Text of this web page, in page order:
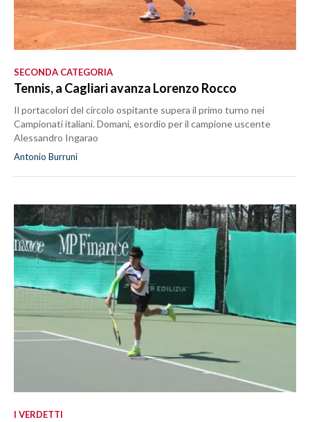
SECONDA CATEGORIA
Tennis, a Cagliari avanza Lorenzo Rocco
Il portacolori del circolo ospitante supera il primo turno nei
Campionati italiani. Domani, esordio per il campione uscente
Alessandro Ingarao
Antonio Burruni
I VERDETTI